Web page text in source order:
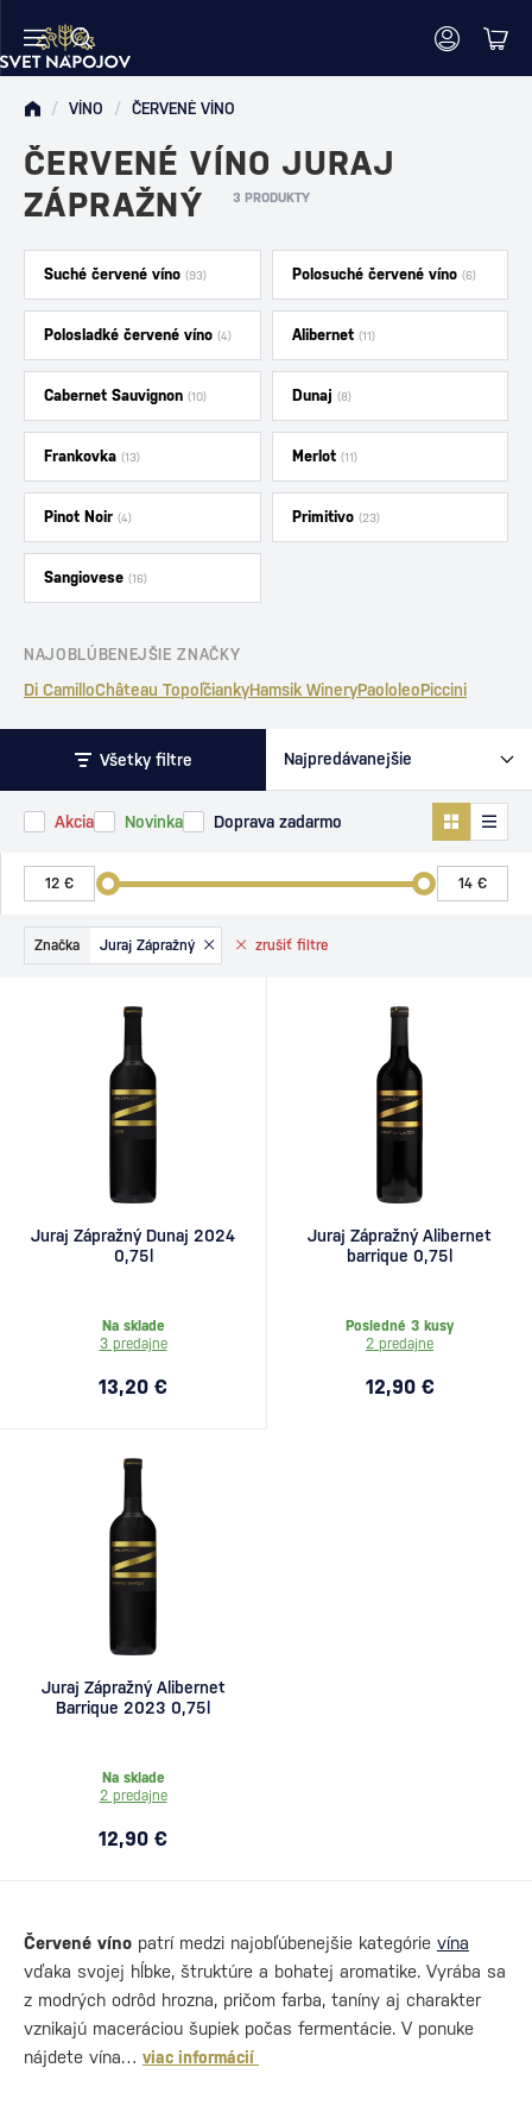
/ VÍNO / ČERVENÉ VÍNO
ČERVENÉ VÍNO JURAJ
ZÁPRAŽNÝ
3 PRODUKTY
Suché červené víno (93) Polosuché červené víno (6)
Polosladké červené víno (4) Alibernet (11)
Cabernet Sauvignon (10) Dunaj (8)
Frankovka (13) Merlot (11)
Pinot Noir (4) Primitivo (23)
Sangiovese (16)
NAJOBLÚBENEJŠIE ZNAČKY
Di CamilloChâteau TopoľčiankyHamsik WineryPaololeoPiccini
Všetky filtre
Akcia Novinka Doprava zadarmo
zrušiť filtre
Značka Juraj Zápražný
Juraj Zápražný Dunaj 2024
0,75l
Na sklade
3 predajne
13,20 €
Juraj Zápražný Alibernet
barrique 0,75l
Posledné 3 kusy
2 predajne
12,90 €
Juraj Zápražný Alibernet
Barrique 2023 0,75l
Na sklade
2 predajne
12,90 €
Červené víno patrí medzi najobľúbenejšie kategórie vína
vďaka svojej hĺbke, štruktúre a bohatej aromatike. Vyrába sa
z modrých odrôd hrozna, pričom farba, taníny aj charakter
vznikajú maceráciou šupiek počas fermentácie. V ponuke
nájdete vína… viac informácií